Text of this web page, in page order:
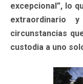
excepcional”, lo
extraordinario
circunstancias
custodia a uno